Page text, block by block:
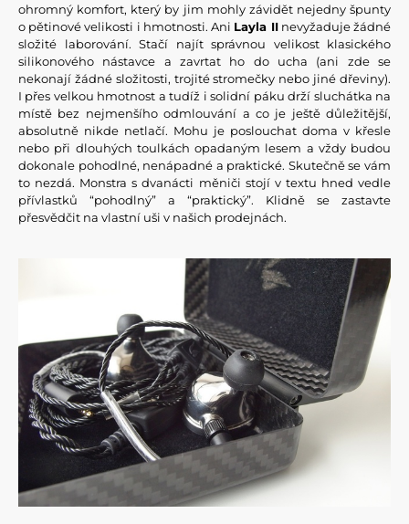
ohromný komfort, který by jim mohly závidět nejedny špunty
o pětinové velikosti i hmotnosti. Ani Layla IInevyžaduje žádné
složité laborování. Stačí najít správnou velikost klasického
silikonového nástavce a zavrtat ho do ucha (ani zde se
nekonají žádné složitosti, trojité stromečky nebo jiné dřeviny).
I přes velkou hmotnost a tudíž i solidní páku drží sluchátka na
místě bez nejmenšího odmlouvání a co je ještě důležitější,
absolutně nikde netlačí. Mohu je poslouchat doma v křesle
nebo při dlouhých toulkách opadaným lesem a vždy budou
dokonale pohodlné, nenápadné a praktické. Skutečně se vám
to nezdá. Monstra s dvanácti měniči stojí v textu hned vedle
přívlastků “pohodlný” a “praktický”. Klidně se zastavte
přesvědčit na vlastní uši v našich prodejnách.